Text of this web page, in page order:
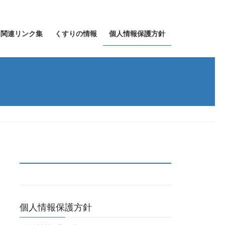
関連リンク集 くすりの情報 個人情報保護方針
個人情報保護方針